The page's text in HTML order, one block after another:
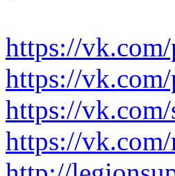
https://
https://
https://
https://